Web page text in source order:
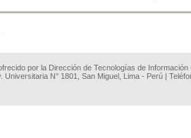
por la Dirección de Tecnologías de
Universitaria N° 1801, San Miguel, Lima - Perú |